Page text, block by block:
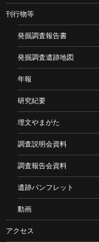
刊行物等
発掘調査報告書
発掘調査遺跡地図
年報
研究紀要
埋文やまがた
調査説明会資料
調査報告会資料
遺跡パンフレット
動画
アクセス